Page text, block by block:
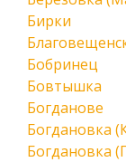
Бирки
Бобринец
Бовтышка
Богданове
Богдановка
Богдановка